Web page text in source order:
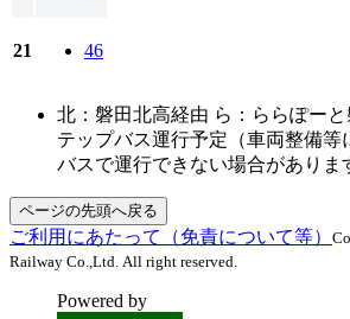
21 46
北：磐田北高経由 ら：ららぽー
テップバス運行予定（車両整備等
バスで運行できない場合がありま
ページの先頭へ戻る
ご利用にあたって（免責について等）
Railway Co.,Ltd. All right reserved.
Powered by